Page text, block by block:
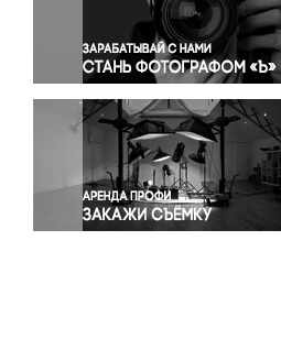
Правосудие
Происшествия и конфликты
Религия
Светская жизнь
Спорт
Экология
Экономика и бизнес